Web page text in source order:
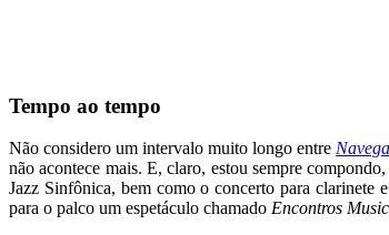
Tempo ao tempo
Não considero um intervalo muito longo entre
não acontece mais. E, claro, estou sempre
Jazz Sinfônica, bem como o concerto para clarinete
para o palco um espetáculo chamado Encontros